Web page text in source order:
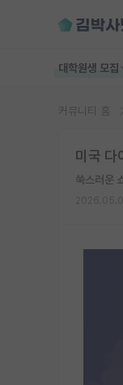
대학원생 모집
커뮤니티 홈
미국 다
쑥스러운